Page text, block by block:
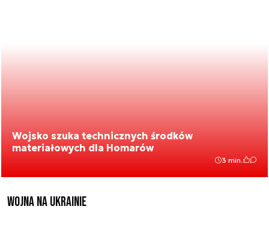
Wojsko szuka technicznych środków
materiałowych dla Homarów
3 min.
Wojna na Ukrainie